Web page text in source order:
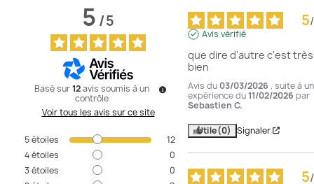
5/5
Basé sur12avis soumis à un
contrôle
Voir tous les avis sur ce site
5étoiles
12
4étoiles
0
3 étoiles
0
5/
Avis vérifié
que dire d'autre c'est très
bien
Avis du 03/03/2026 , suite à
expérience du11/02/2026 par
Sebastien C.
Utile(0) Signaler
5/